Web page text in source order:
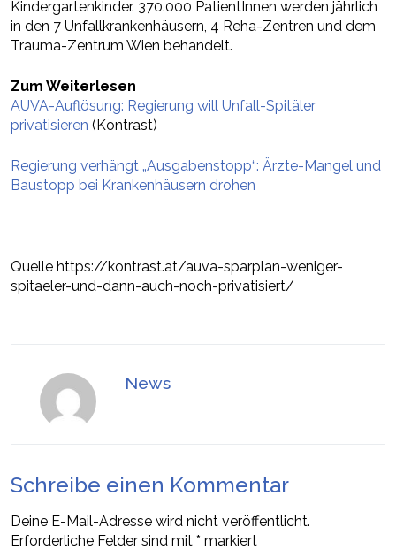
Kindergartenkinder. 370.000 PatientInnen werden jährlich
in den 7 Unfallkrankenhäusern, 4 Reha-Zentren und dem
Trauma-Zentrum Wien behandelt.
Zum Weiterlesen
AUVA-Auflösung: Regierung will Unfall-Spitäler
privatisieren (Kontrast)
Regierung verhängt „Ausgabenstopp“: Ärzte-Mangel und
Baustopp bei Krankenhäusern drohen
Quelle https://kontrast.at/auva-sparplan-weniger-
spitaeler-und-dann-auch-noch-privatisiert/
News
Schreibe einen Kommentar
Deine E-Mail-Adresse wird nicht veröffentlicht.
Erforderliche Felder sind mit * markiert